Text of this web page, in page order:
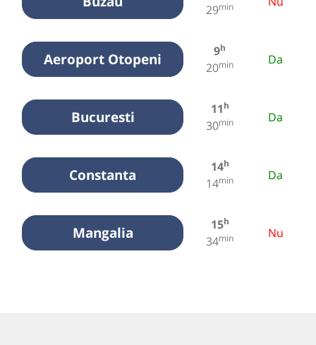
29min
Aeroport Otopeni 9h
20min Da
Bucuresti 11h
30min Da
Constanta 14h
14min Da
Mangalia 15h
34min Nu